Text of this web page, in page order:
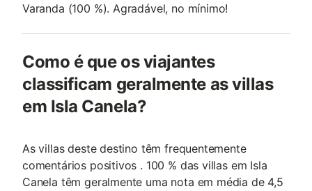
Varanda (100 %). Agradável, no mínimo!
Como é que os viajantes
classificam geralmente as villas
em Isla Canela?
As villas deste destino têm frequentemente
comentários positivos . 100 % das villas em Isla
Canela têm geralmente uma nota em média de 4,5